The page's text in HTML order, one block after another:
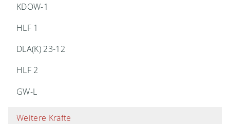
KDOW-1
HLF 1
DLA(K) 23-12
HLF 2
GW-L
Weitere Kräfte